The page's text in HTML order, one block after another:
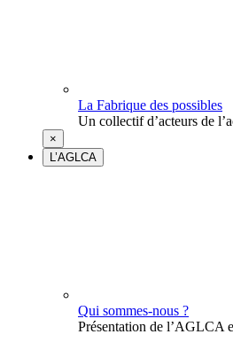
La Fabrique des possibles
Un collectif d’acteurs de
×
L’AGLCA
Qui sommes-nous ?
Présentation de l’AGLCA